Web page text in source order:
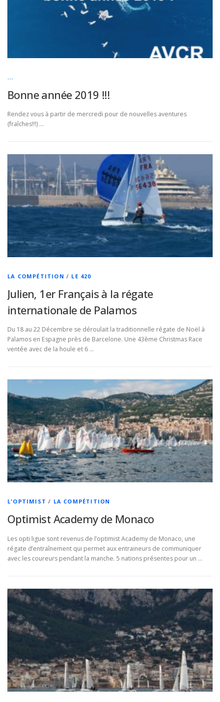
...
Bonne année 2019 !!!
Rendez vous à partir de mercredi pour de nouvelles aventures
(fraîches!!!) …
LA COMPÉTITION / LE 420
Julien, 1er Français à la régate
internationale de Palamos
Du 18 au 22 Décembre se déroulait la traditionnelle régate de Noël à
Palamos en Espagne près de Barcelone. Une 43ème Christmas Race
ventée avec de la houle et 6 …
L'OPTIMIST / LA COMPÉTITION
Optimist Academy de Monaco
Les opti ligue sont revenus de l’optimist Academy de Monaco, une
régate d’entraînement qui permet aux entraineurs de communiquer
avec les coureurs pendant la manche. 5 nations présentes pour un …